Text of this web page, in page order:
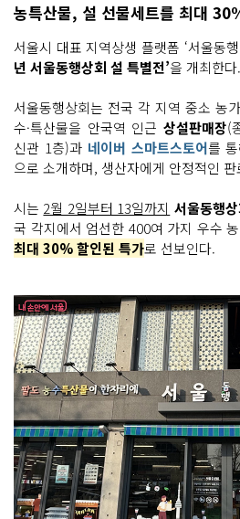
농특산물, 설 선물세트를 최대
서울시 대표 지역상생 플랫폼 ‘서울동
년 서울동행상회 설 특별전’을 개최한다.
서울동행상회는 전국 각 지역 중소 농
수·특산물을 안국역 인근 상설판매장(
신관 1층)과 네이버 스마트스토어를
으로 소개하며, 생산자에게 안정적인
시는 2월 2일부터 13일까지 서울동행
국 각지에서 엄선한 400여 가지 우수
최대 30% 할인된 특가로 선보인다.